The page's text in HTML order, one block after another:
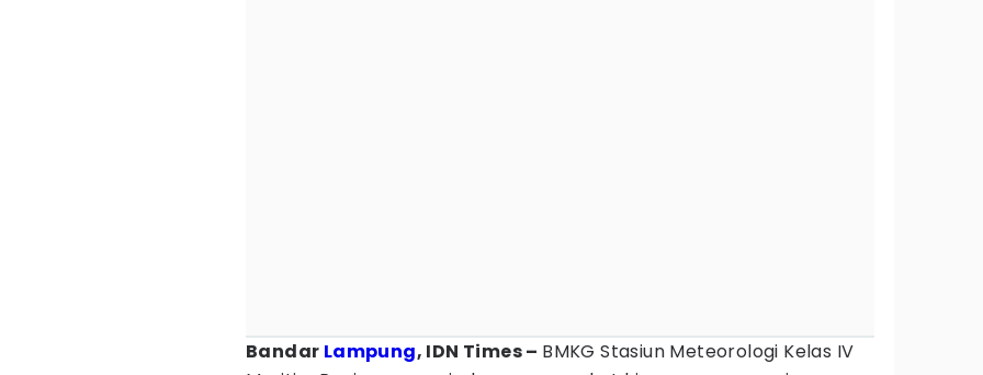
Bandar Lampung, IDN Times – BMKG Stasiun Meteorologi Kelas IV